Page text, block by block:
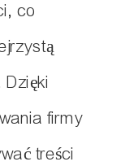
co
firmy
treści